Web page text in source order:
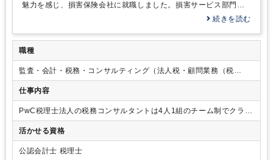
魅力を感じ、損害保険会社に就職しました。損害サービス部門
で、保険金の支払いと自動車保険の示談交渉に携わり、やりがい
が本当にやりたい仕事が他にあるのではないか？」――そんな疑
問が芽生え始めたのです。会社での仕事、待遇自体には満足して
いたので、すぐに転身を考えたわけではありません。ただ、将来
に向けて新しいスキルを身に付けたいと考えて、簿記の勉強をス
タートしました。
そんな思いで簿記の勉強に向き合うなかで、ビジネスにおける会
計や財務に関するスキルの重要性を感じ、どうせやるならと公認
会計士の資格取得に挑戦することにしました。そこから1年半ほど
の努力の末、短答式試験に合格できたのですが、その年の論文式
試験は不合格……。そこで、思い切って背水の陣を敷くことに。
続きを読む
職種
監査・会計・税務・コンサルティング（法人税・顧問業務（税
務）、国際税務（税務）M&A・企業再生）
仕事内容
PwC税理士法人の税務コンサルタントは4人1組のチーム制でクライ
アントを受け持ち、申告業務から日々の税務相談、コンサルティン
グ業務までをワンストップで提供しているため、いずれの部におい
ても、申告業務から各種コンサルティング業務に関与いただけま
す。
活かせる資格
公認会計士 税理士